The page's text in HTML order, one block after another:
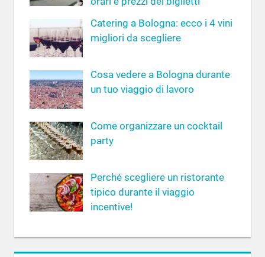
r
Catering a Bologna: ecco i 4 vini
migliori da scegliere
Cosa vedere a Bologna durante
un tuo viaggio di lavoro
Come organizzare un cocktail
party
Perché scegliere un ristorante
tipico durante il viaggio
incentive!